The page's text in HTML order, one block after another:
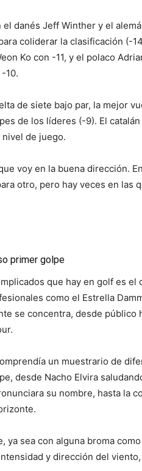
danés Jeff Winther y el
coliderar la clasificación (-
Ko con -11, y el polaco
10.
de siete bajo par, la mejor
de los líderes (-9). El
de juego.
voy en la buena dirección.
otro, pero hay veces en las
primer golpe
que hay en golf es el
como el Estrella
se concentra, desde público
un muestrario de
desde Nacho Elvira
su nombre, hasta la
ya sea con alguna broma
y dirección del